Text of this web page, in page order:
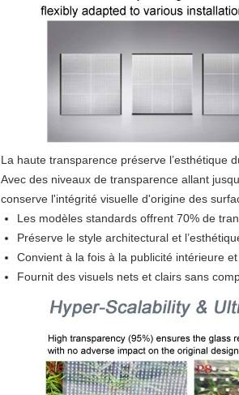
La haute transparence préserve l’esthétique
Avec des niveaux de transparence allant
conserve l'intégrité visuelle d'origine des
Les modèles standards offrent 70% de
Préserve le style architectural et
Convient à la fois à la publicité intérieure
Fournit des visuels nets et clairs sans